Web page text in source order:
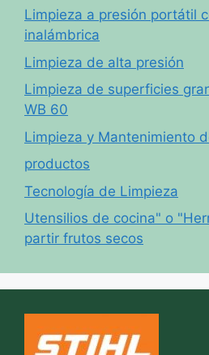
Limpieza a presión portátil
inalámbrica
Limpieza de alta presión
Limpieza de superficies
WB 60
Limpieza y Mantenimiento
productos
Tecnología de Limpieza
Utensilios de cocina" o
partir frutos secos